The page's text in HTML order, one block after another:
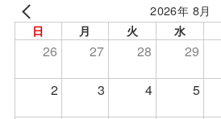
2026年 8月
日 月 火 水
26 27 28 29
2 3 4 5